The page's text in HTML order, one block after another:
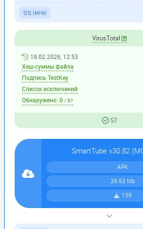
OS (MIN)
VirusTotal
18.02.2026, 12:53
Хеш-суммы файла
Подпись TestKey
Список исключений
Обнаружено: 0 / 57
57
SmartTube v30.82
APK
39.93 Mb
159